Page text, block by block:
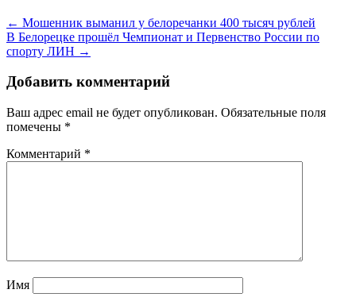
← Мошенник выманил у белоречанки 400 тысяч рублей
В Белорецке прошёл Чемпионат и Первенство России по
спорту ЛИН →
Добавить комментарий
Ваш адрес email не будет опубликован. Обязательные поля
помечены *
Комментарий *
Имя